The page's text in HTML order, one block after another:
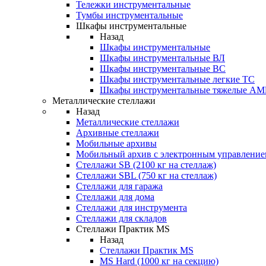
Тележки инструментальные
Тумбы инструментальные
Шкафы инструментальные
Назад
Шкафы инструментальные
Шкафы инструментальные ВЛ
Шкафы инструментальные ВС
Шкафы инструментальные легкие ТС
Шкафы инструментальные тяжелые
Металлические стеллажи
Назад
Металлические стеллажи
Архивные стеллажи
Мобильные архивы
Мобильный архив с электронным
Стеллажи SB (2100 кг на стеллаж)
Стеллажи SBL (750 кг на стеллаж)
Стеллажи для гаража
Стеллажи для дома
Стеллажи для инструмента
Стеллажи для складов
Стеллажи Практик MS
Назад
Стеллажи Практик MS
MS Hard (1000 кг на секцию)